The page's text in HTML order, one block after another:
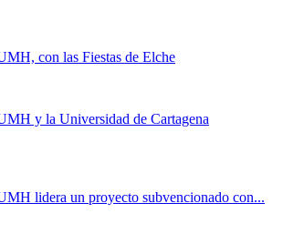
con las Fiestas de Elche
y la Universidad de Cartagena
lidera un proyecto subvencionado con...